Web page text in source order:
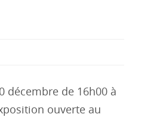
décembre de 16h00 à
ouverte au